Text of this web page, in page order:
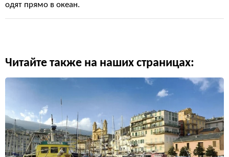
одят прямо в океан.
Читайте также на наших страницах: